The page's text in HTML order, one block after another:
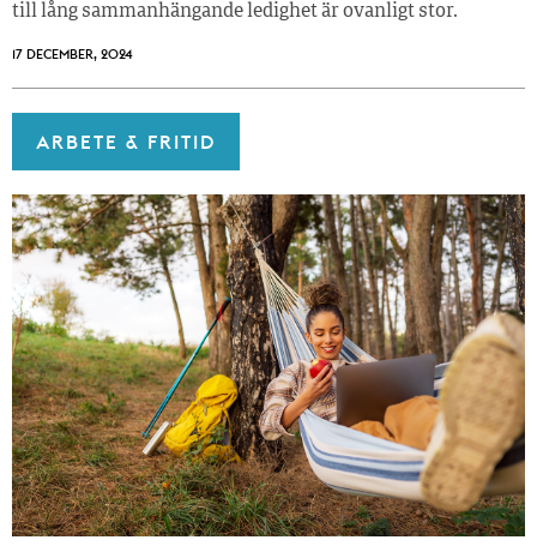
till lång sammanhängande ledighet är ovanligt stor.
17 DECEMBER, 2024
ARBETE & FRITID